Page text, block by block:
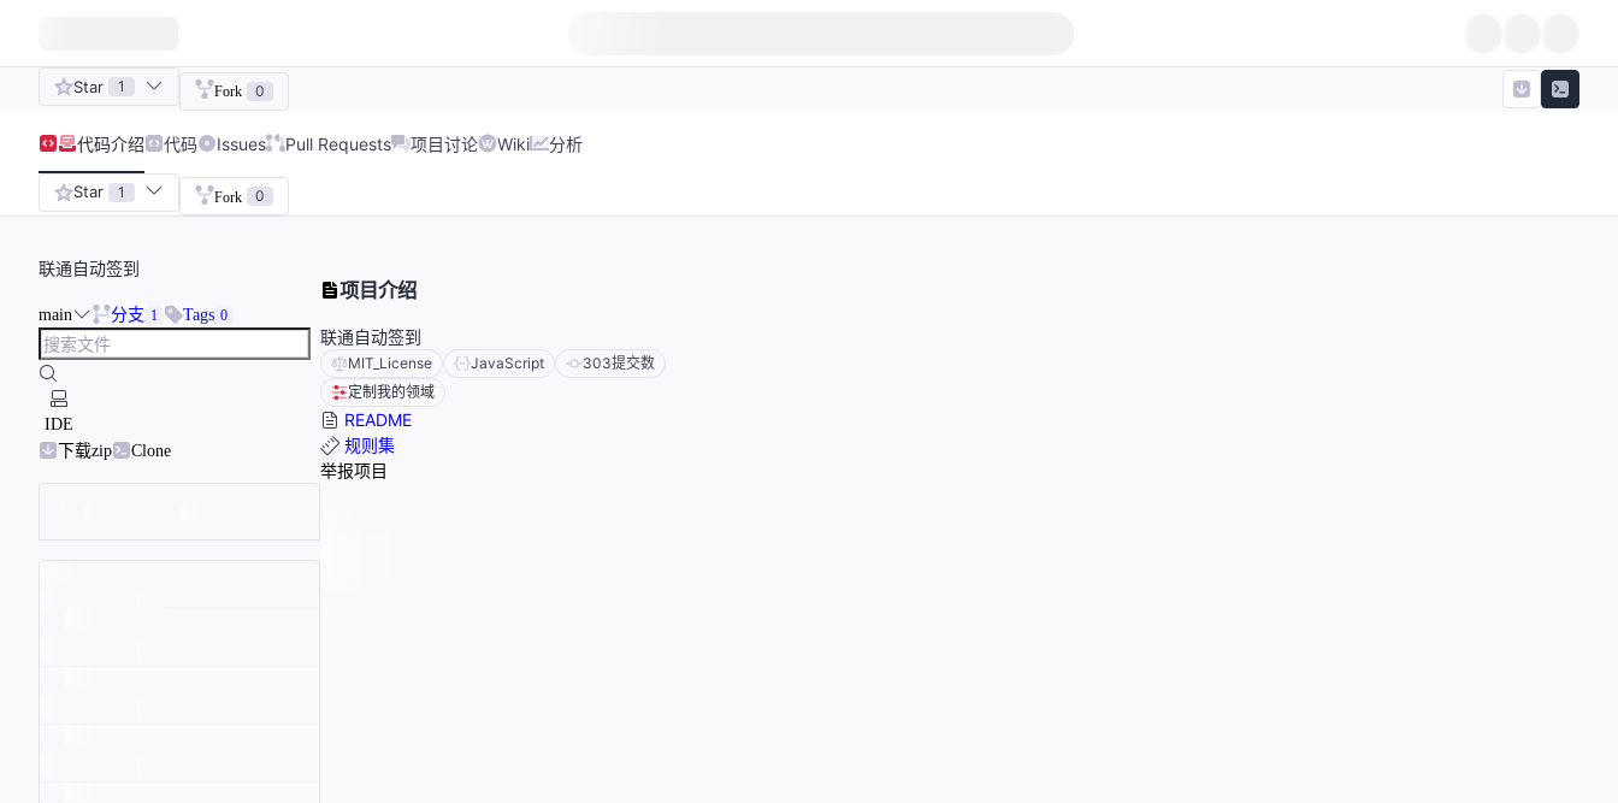
Star 1 Fork 0
代码介绍 代码 Issues Pull Requests 项目讨论 Wiki 分析
Star 1 Fork 0
联通自动签到
main 分支 1 Tags 0
IDE
下载zip
Clone
项目介绍
联通自动签到
MIT_License JavaScript 303提交数
定制我的领域
README
规则集
举报项目